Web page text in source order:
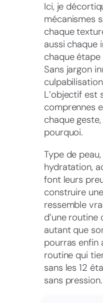
Ici, je
mécanismes
chaque
aussi chaque
chaque étape
Sans jargon
L’objectif est
comprennes
chaque
pourquoi.
Type de
hydratation,
font leurs
construire
ressemble
d’une routine
autant que
pourras enfin
routine qui
sans les 12
sans pression.